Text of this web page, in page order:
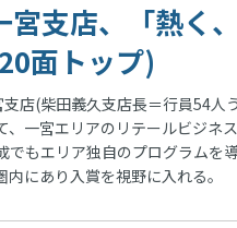
宮支店、「熱
面トップ)
店(柴田義久支店長＝行員54
一宮エリアのリテールビジネ
でもエリア独自のプログラム
にあり入賞を視野に入れる。